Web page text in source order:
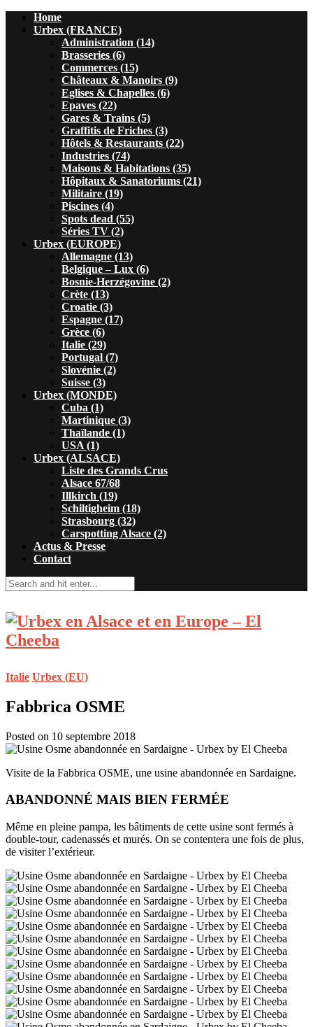
Home
Urbex (FRANCE)
Administration (14)
Brasseries (6)
Commerces (15)
Châteaux & Manoirs (9)
Eglises & Chapelles (6)
Epaves (22)
Gares & Trains (5)
Graffitis de Friches (3)
Hôtels & Restaurants (22)
Industries (74)
Maisons & Habitations (35)
Hôpitaux & Sanatoriums (21)
Militaire (19)
Piscines (4)
Spots dead (55)
Séries TV (2)
Urbex (EUROPE)
Allemagne (13)
Belgique – Lux (6)
Bosnie-Herzégovine (2)
Crète (13)
Croatie (3)
Espagne (17)
Grèce (6)
Italie (29)
Portugal (7)
Slovénie (2)
Suisse (3)
Urbex (MONDE)
Cuba (1)
Martinique (3)
Thaïlande (1)
USA (1)
Urbex (ALSACE)
Liste des Grands Crus
Alsace 67/68
Illkirch (19)
Schiltigheim (18)
Strasbourg (32)
Carspotting Alsace (2)
Actus & Presse
Contact
Italie Urbex (EU)
Fabbrica OSME
Posted on 10 septembre 2018
Visite de la Fabbrica OSME, une usine abandonnée en Sardaigne.
ABANDONNÉ MAIS BIEN FERMÉE
Même en pleine pampa, les bâtiments de cette usine sont fermés à
double-tour, cadenassés et murés. On se contentera une fois de plus,
de visiter l’extérieur.